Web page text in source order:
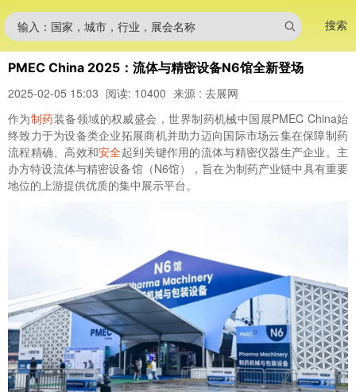
输入：国家，城市，行业，展会名称 搜索
PMEC China 2025：流体与精密设备N6馆全新登场
2025-02-05 15:03 阅读: 10400 来源 : 去展网
作为制药装备领域的权威盛会，世界制药机械中国展PMEC China始
终致力于为设备类企业拓展商机并助力迈向国际市场云集在保障制药
流程精确、高效和安全起到关键作用的流体与精密仪器生产企业。主
办方特设流体与精密设备馆（N6馆），旨在为制药产业链中具有重要
地位的上游提供优质的集中展示平台。